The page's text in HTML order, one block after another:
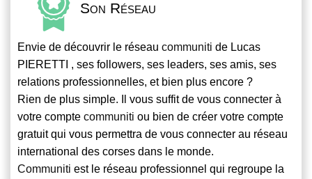
Son Réseau
Envie de découvrir le réseau communiti de Lucas
PIERETTI , ses followers, ses leaders, ses amis, ses
relations professionnelles, et bien plus encore ?
Rien de plus simple. Il vous suffit de vous connecter à
votre compte communiti ou bien de créer votre compte
gratuit qui vous permettra de vous connecter au réseau
international des corses dans le monde.
Communiti est le réseau professionnel qui regroupe la